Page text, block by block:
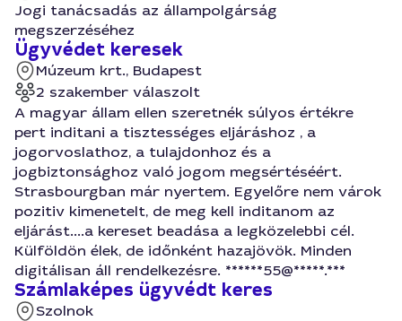
Jogi tanácsadás az állampolgárság
megszerzéséhez
Ügyvédet keresek
Múzeum krt., Budapest
2 szakember válaszolt
A magyar állam ellen szeretnék súlyos értékre
pert inditani a tisztességes eljáráshoz , a
jogorvoslathoz, a tulajdonhoz és a
jogbiztonsághoz való jogom megsértéséért.
Strasbourgban már nyertem. Egyelőre nem várok
pozitiv kimenetelt, de meg kell inditanom az
eljárást....a kereset beadása a legközelebbi cél.
Külföldön élek, de időnként hazajövök. Minden
digitálisan áll rendelkezésre. ******55@*****.***
Számlaképes ügyvédt keres
Szolnok